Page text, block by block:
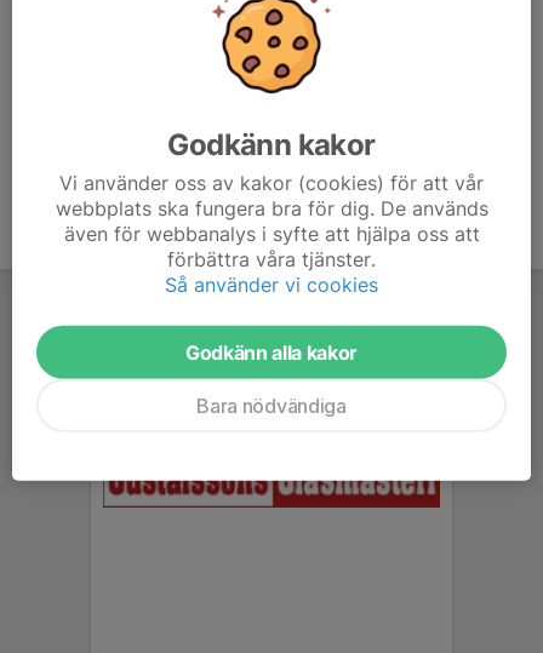
Godkänn kakor
Vi använder oss av kakor (cookies) för att vår
webbplats ska fungera bra för dig. De används
även för webbanalys i syfte att hjälpa oss att
förbättra våra tjänster.
Så använder vi cookies
Godkänn alla kakor
Bara nödvändiga